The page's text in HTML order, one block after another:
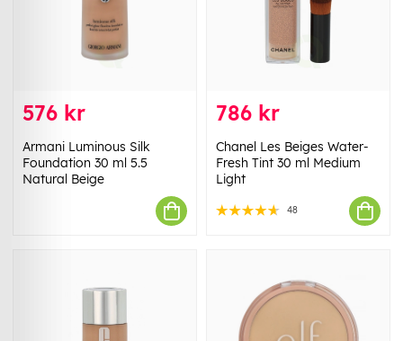
576 kr
Armani Luminous Silk
Foundation 30 ml 5.5
Natural Beige
786 kr
Chanel Les Beiges Water-
Fresh Tint 30 ml Medium
Light
48